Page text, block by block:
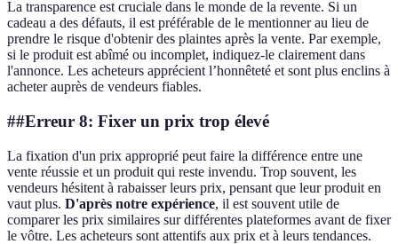
La transparence est cruciale dans le monde de la revente. Si un
cadeau a des défauts, il est préférable de le mentionner au lieu de
prendre le risque d'obtenir des plaintes après la vente. Par exemple,
si le produit est abîmé ou incomplet, indiquez-le clairement dans
l'annonce. Les acheteurs apprécient l’honnêteté et sont plus enclins à
acheter auprès de vendeurs fiables.
##Erreur 8: Fixer un prix trop élevé
La fixation d'un prix approprié peut faire la différence entre une
vente réussie et un produit qui reste invendu. Trop souvent, les
vendeurs hésitent à rabaisser leurs prix, pensant que leur produit en
vaut plus. D'après notre expérience, il est souvent utile de
comparer les prix similaires sur différentes plateformes avant de fixer
le vôtre. Les acheteurs sont attentifs aux prix et à leurs tendances.